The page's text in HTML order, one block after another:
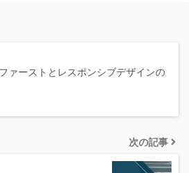
ァーストとレスポンシブデザインの
次の記事